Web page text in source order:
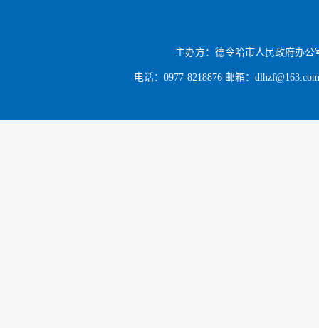
主办方：德令哈市人民政府办
电话：0977-8218876 邮箱：